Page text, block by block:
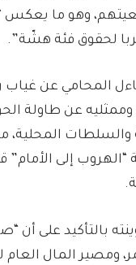
وهو ما يعكس
لحقوق فئة هشّة”.
المحامي عن
عن طاولة
والسلطات المحلية،
إلى
بالتأكيد على أن
ومصير المال